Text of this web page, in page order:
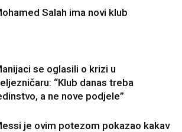
Salah ima novi klub
se oglasili o krizi u
“Klub danas treba
a ne nove podjele”
je ovim potezom pokazao kakav